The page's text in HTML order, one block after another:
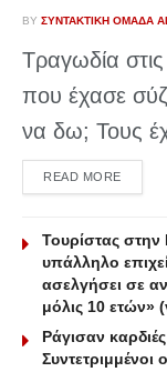
BY ΣΥΝΤΑΚΤΙΚΉ ΟΜΆΔΑ
Τραγωδία
που έχασε
να δω; Τους
READ MOREDETAILS
Τουρίστας στην
υπάλληλο
ασελγήσει σε
μόλις 10 ετών»
Ράγισαν
Συντετριμμένοι